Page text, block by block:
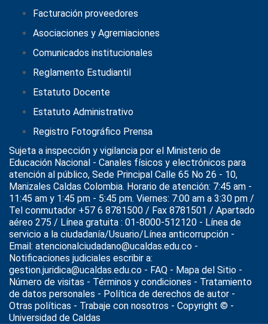
Facturación proveedores
Asociaciones y Agremiaciones
Comunicados institucionales
Reglamento Estudiantil
Estatuto Docente
Estatuto Administrativo
Registro Fotográfico Prensa
Sujeta a inspección y vigilancia por el Ministerio de
Educación Nacional - Canales físicos y electrónicos para
atención al público, Sede Principal Calle 65 No 26 - 10,
Manizales Caldas Colombia. Horario de atención: 7:45 am -
11:45 am y 1:45 pm - 5:45 pm. Viernes: 7:00 am a 3:30 pm /
Tel conmutador +57 6 8781500 / Fax 8781501 / Apartado
aéreo 275 / Línea gratuita : 01-8000-512120 - Línea de
servicio a la ciudadanía/Usuario/Línea anticorrupción -
Email: atencionalciudadano@ucaldas.edu.co -
Notificaciones judiciales escribir a:
gestion.juridica@ucaldas.edu.co - FAQ - Mapa del Sitio -
Número de visitas - Términos y condiciones - Tratamiento
de datos personales - Política de derechos de autor -
Otras políticas - Trabaje con nosotros - Copyright © -
Universidad de Caldas